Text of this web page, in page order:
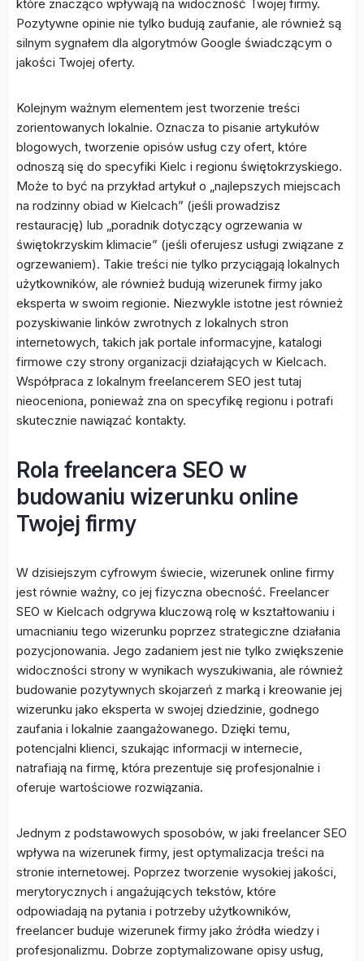
które znacząco wpływają na widoczność Twojej firmy.
Pozytywne opinie nie tylko budują zaufanie, ale również są
silnym sygnałem dla algorytmów Google świadczącym o
jakości Twojej oferty.
Kolejnym ważnym elementem jest tworzenie treści
zorientowanych lokalnie. Oznacza to pisanie artykułów
blogowych, tworzenie opisów usług czy ofert, które
odnoszą się do specyfiki Kielc i regionu świętokrzyskiego.
Może to być na przykład artykuł o „najlepszych miejscach
na rodzinny obiad w Kielcach” (jeśli prowadzisz
restaurację) lub „poradnik dotyczący ogrzewania w
świętokrzyskim klimacie” (jeśli oferujesz usługi związane z
ogrzewaniem). Takie treści nie tylko przyciągają lokalnych
użytkowników, ale również budują wizerunek firmy jako
eksperta w swoim regionie. Niezwykle istotne jest również
pozyskiwanie linków zwrotnych z lokalnych stron
internetowych, takich jak portale informacyjne, katalogi
firmowe czy strony organizacji działających w Kielcach.
Współpraca z lokalnym freelancerem SEO jest tutaj
nieoceniona, ponieważ zna on specyfikę regionu i potrafi
skutecznie nawiązać kontakty.
Rola freelancera SEO w
budowaniu wizerunku online
Twojej firmy
W dzisiejszym cyfrowym świecie, wizerunek online firmy
jest równie ważny, co jej fizyczna obecność. Freelancer
SEO w Kielcach odgrywa kluczową rolę w kształtowaniu i
umacnianiu tego wizerunku poprzez strategiczne działania
pozycjonowania. Jego zadaniem jest nie tylko zwiększenie
widoczności strony w wynikach wyszukiwania, ale również
budowanie pozytywnych skojarzeń z marką i kreowanie jej
wizerunku jako eksperta w swojej dziedzinie, godnego
zaufania i lokalnie zaangażowanego. Dzięki temu,
potencjalni klienci, szukając informacji w internecie,
natrafiają na firmę, która prezentuje się profesjonalnie i
oferuje wartościowe rozwiązania.
Jednym z podstawowych sposobów, w jaki freelancer SEO
wpływa na wizerunek firmy, jest optymalizacja treści na
stronie internetowej. Poprzez tworzenie wysokiej jakości,
merytorycznych i angażujących tekstów, które
odpowiadają na pytania i potrzeby użytkowników,
freelancer buduje wizerunek firmy jako źródła wiedzy i
profesjonalizmu. Dobrze zoptymalizowane opisy usług,